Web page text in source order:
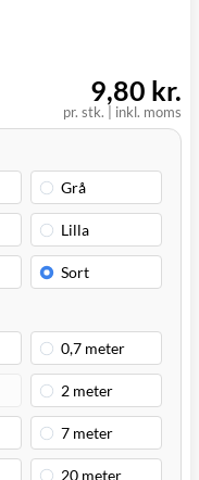
pr. stk. | inkl. moms
9,80 kr.